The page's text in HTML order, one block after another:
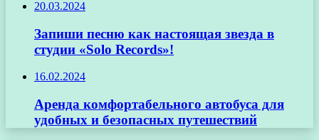
20.03.2024
Запиши песню как настоящая звезда в
студии «Solo Records»!
16.02.2024
Аренда комфортабельного автобуса для
удобных и безопасных путешествий